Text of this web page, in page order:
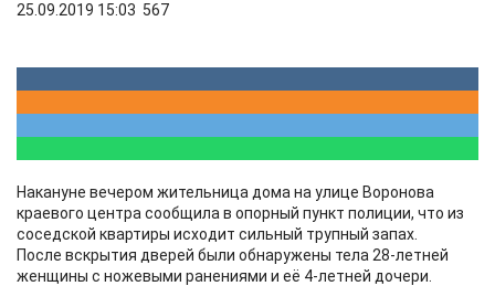
25.09.2019 15:03 567
Накануне вечером жительница дома на улице Воронова
краевого центра сообщила в опорный пункт полиции, что из
соседской квартиры исходит сильный трупный запах.
После вскрытия дверей были обнаружены тела 28-летней
женщины с ножевыми ранениями и её 4-летней дочери.